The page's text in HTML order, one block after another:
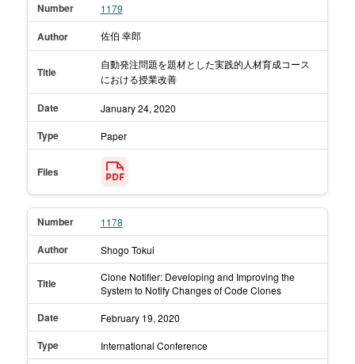
Number 1179
Author 佐伯 幸郎
Title
自動発注問題を題材とした実践的人材育成コース
における授業改善
Date January 24, 2020
Type Paper
Files
Number 1178
Author Shogo Tokui
Title
Clone Notifier: Developing and Improving the
System to Notify Changes of Code Clones
Date February 19, 2020
Type International Conference